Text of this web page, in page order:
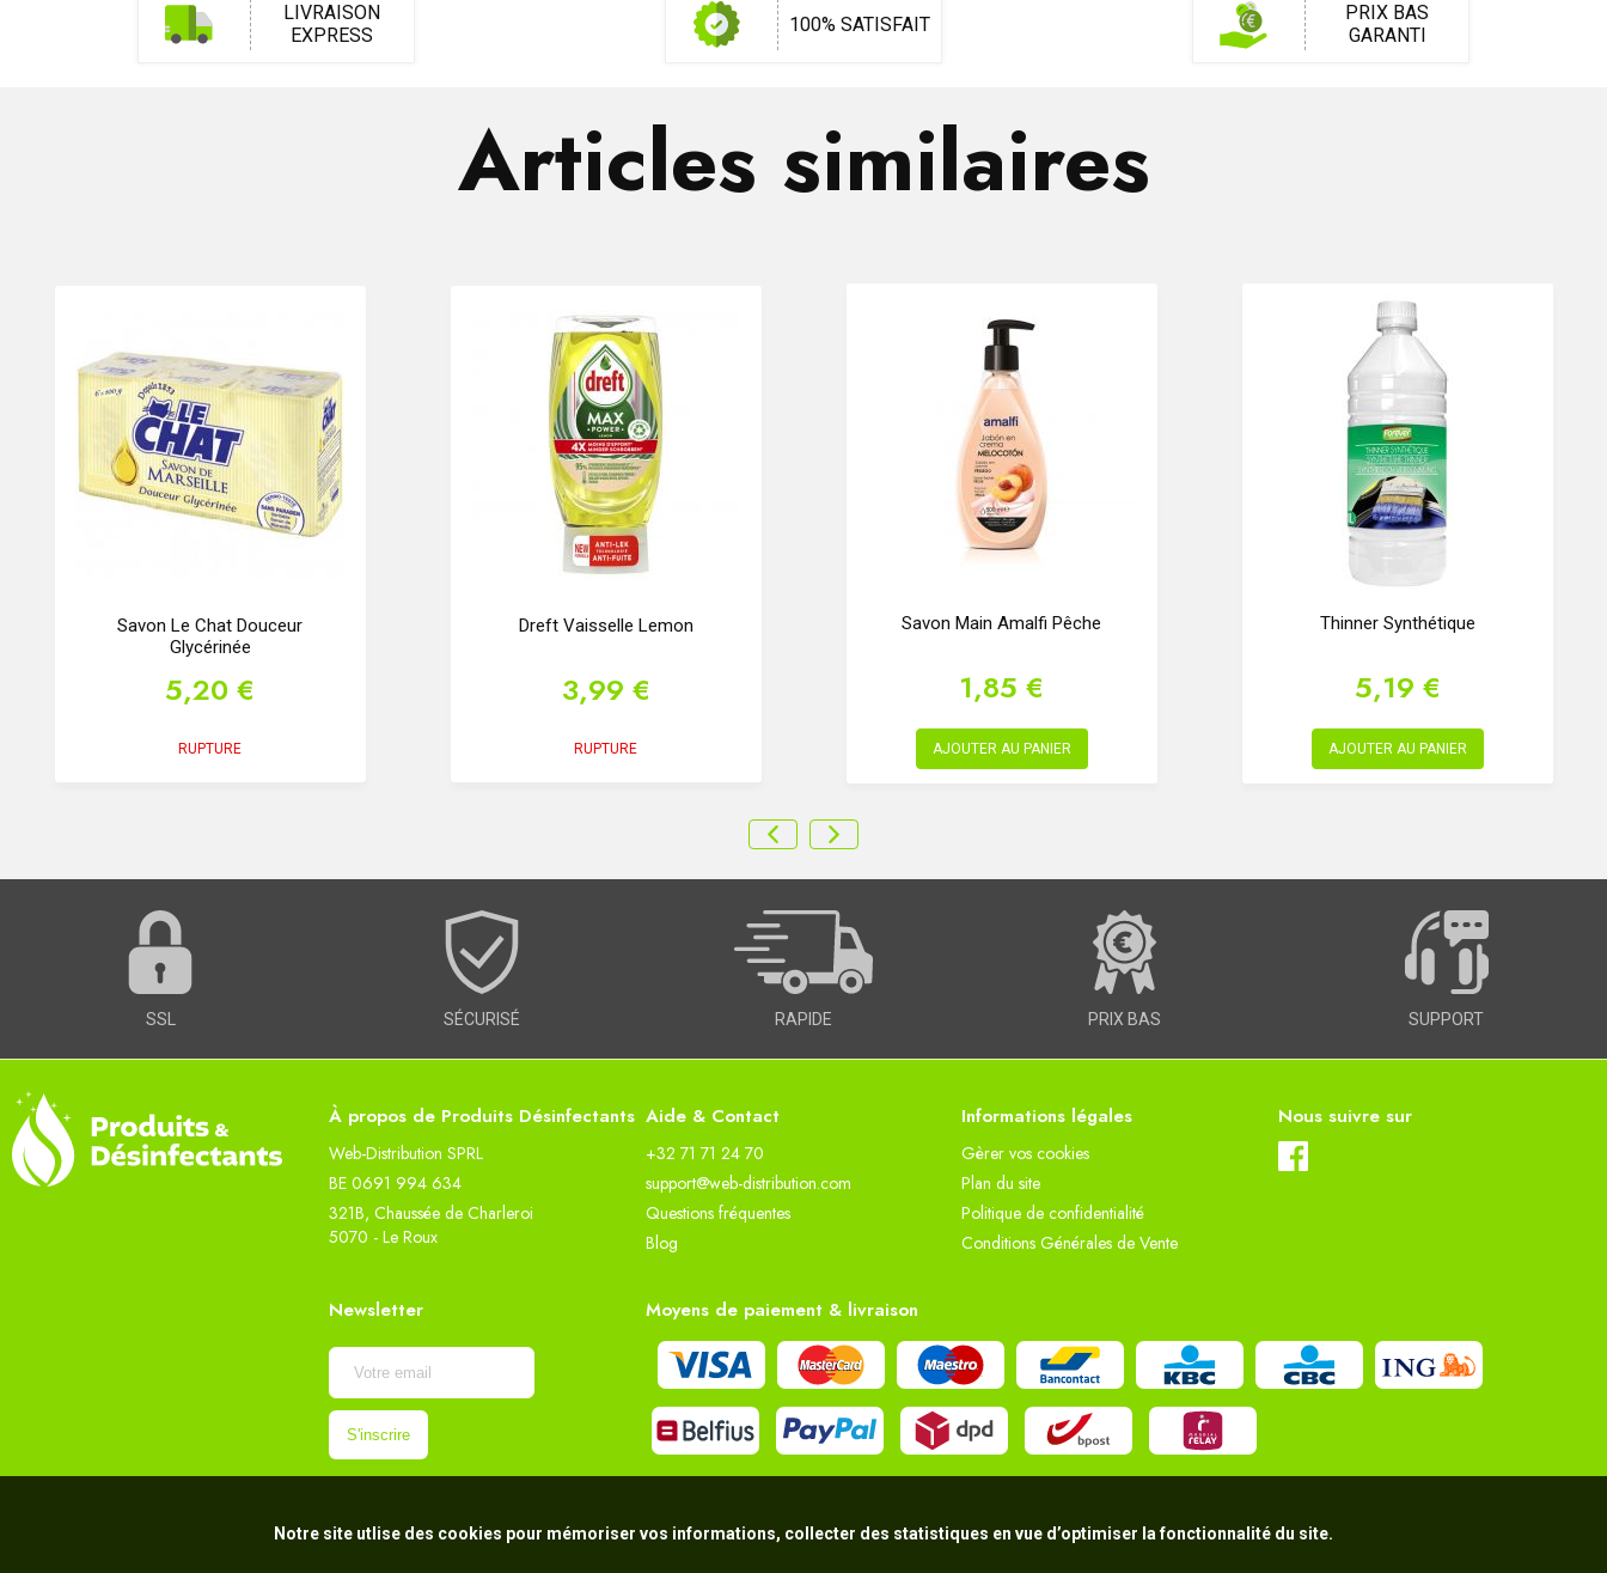
LIVRAISON
EXPRESS
100% SATISFAIT
PRIX BAS
GARANTI
Articles similaires
Savon Le Chat Douceur
Glycérinée
5,20 €
RUPTURE
Dreft Vaisselle Lemon
3,99 €
RUPTURE
Savon Main Amalfi Pêche
1,85 €
AJOUTER AU PANIER
Thinner Synthétique
5,19 €
AJOUTER AU PANIER
SSL SÉCURISÉ RAPIDE PRIX BAS SUPPORT
À propos de Produits Désinfectants
Web-Distribution SPRL
BE 0691 994 634
321B, Chaussée de Charleroi
5070 - Le Roux
Aide & Contact
+32 71 71 24 70
support@web-distribution.com
Questions fréquentes
Blog
Informations légales
Gèrer vos cookies
Plan du site
Politique de confidentialité
Conditions Générales de Vente
Nous suivre sur
Newsletter Moyens de paiement & livraison
Notre site utlise des cookies pour mémoriser vos informations, collecter des statistiques en vue d’optimiser la fonctionnalité du site.